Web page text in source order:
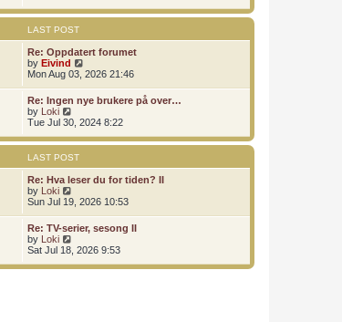
t
t
p
o
s
t
l
e
s
t
p
o
s
t
t
h
l
a
t
e
s
t
o
s
t
LAST POST
Re: Oppdatert forumet
by Eivind
i
t
h
e
l
e
s
p
o
s
Mon Aug 03, 2026 21:46
Re: Ingen nye brukere på over…
by Loki
i
w
t
e
l
a
t
e
s
p
o
Tue Jul 30, 2024 8:22
LAST POST
Re: Hva leser du for tiden? II
by Loki
i
w
t
h
e
l
Sun Jul 19, 2026 10:53
Re: TV-serier, sesong II
by Loki
w
Sat Jul 18, 2026 9:53